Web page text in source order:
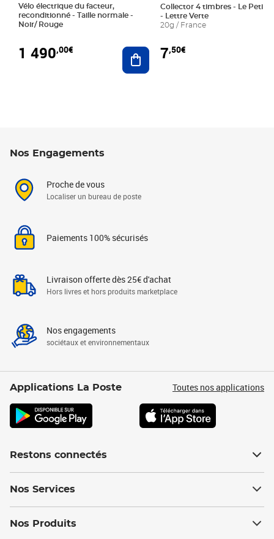
Vélo électrique du facteur,
reconditionné - Taille normale -
Noir/ Rouge
1 490,00€ Ajouter au panier
Collector 4 timbres - Le Petit
- Lettre Verte
20g / France
7,50€
Nos Engagements
Proche de vous
Localiser un bureau de poste
Paiements 100% sécurisés
Livraison offerte dès 25€ d'achat
Hors livres et hors produits marketplace
Nos engagements
sociétaux et environnementaux
Applications La Poste Toutes nos applications
Restons connectés
Nos Services
Nos Produits